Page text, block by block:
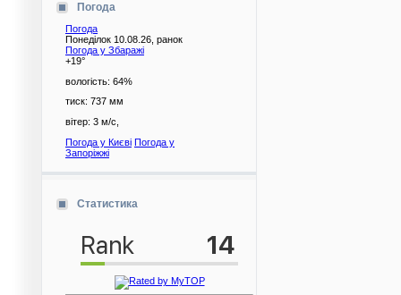
Погода
Погода
Понеділок 10.08.26, ранок
Погода у Збаражі
+19°
вологість: 64%
тиск: 737 мм
вітер: 3 м/с,
Погода у Києві Погода у
Запоріжжі
Статистика